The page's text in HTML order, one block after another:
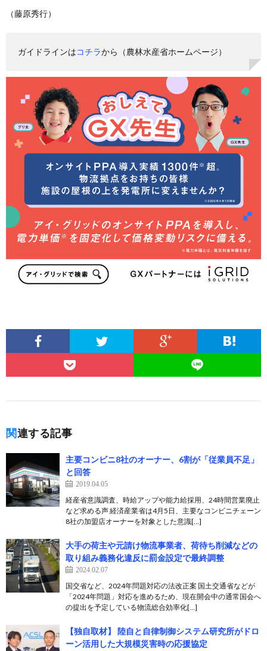
（藤原秀行）
ガイドラインはコチラから（農林水産省ホームページ）
関連する記事
主要コンビニ8社のオーナー、6割が「従業員不足」
と回答
2019.04.05
経産省意識調査、時給アップや能力給採用、24時間営業廃止
など求める声 経済産業省は4月5日、主要なコンビニチェーン
8社の加盟店オーナーを対象とした意識[…]
大手の荷主や元請け物流事業者、荷待ち削減などの
取り組み義務化違反に罰金設定で最終調整
2024.02.07
国交省など、2024年問題対応の法改正案 国土交通省などが
「2024年問題」対応を進めるため、現在開会中の通常国会へ
の提出を予定している物流総合効率化[…]
【独自取材】 陸自と自律制御システム研究所がドロ
ーン活用した大規模災害時の応援協定